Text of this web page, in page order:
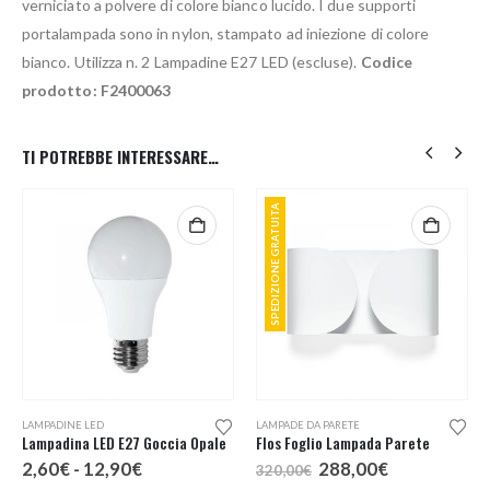
verniciato a polvere di colore bianco lucido. I due supporti
portalampada sono in nylon, stampato ad iniezione di colore
bianco. Utilizza n. 2 Lampadine E27 LED (escluse). Codice
prodotto: F2400063
TI POTREBBE INTERESSARE…
LAMPADINE LED
Lampadina LED E27 Goccia Opale
2,60€ - 12,90€Fascia
SPEDIZIONE GRATUITA
LAMPADE DA PARETE
Flos Foglio Lampada Parete
320,00€ Il
prezzo
288,00€Il